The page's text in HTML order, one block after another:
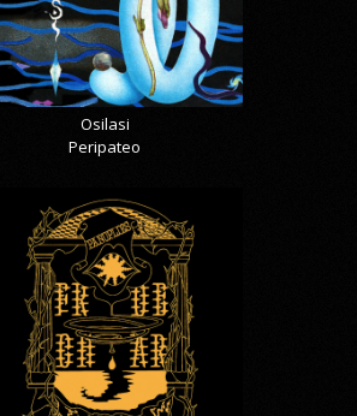
Osilasi
Peripateo